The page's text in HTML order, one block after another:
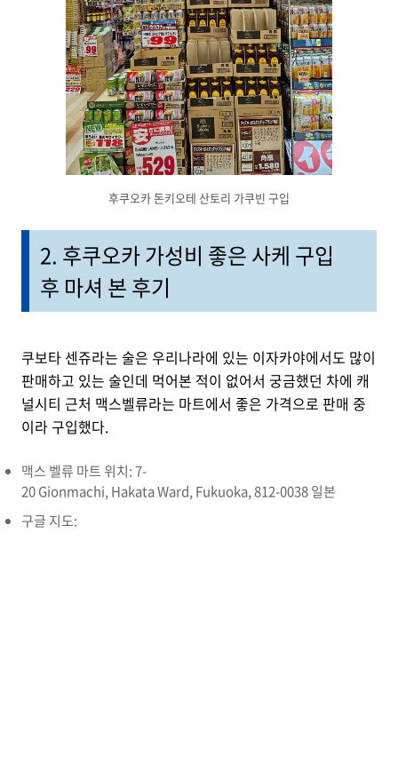
후쿠오카 돈키오테 산토리 가쿠빈 구입
2. 후쿠오카 가성비 좋은 사케 구입
후 마셔 본 후기
쿠보타 센쥬라는 술은 우리나라에 있는 이자카야에서도 많이
판매하고 있는 술인데 먹어본 적이 없어서 궁금했던 차에 캐
널시티 근처 맥스벨류라는 마트에서 좋은 가격으로 판매 중
이라 구입했다.
맥스 벨류 마트 위치: 7-
20 Gionmachi, Hakata Ward, Fukuoka, 812-0038 일본
구글 지도: